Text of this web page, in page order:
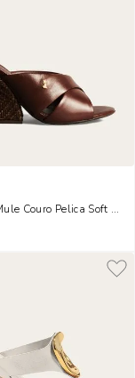
Doce De Leite
Couro Pelica Soft